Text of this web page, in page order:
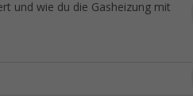
und wie du die Gasheizung mit